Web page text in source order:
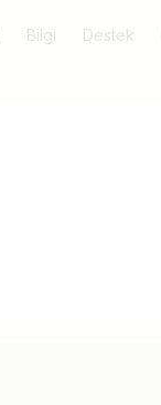
Bilgi Destek